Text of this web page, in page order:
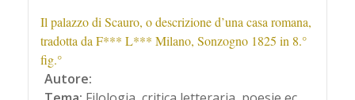
Il palazzo di Scauro, o descrizione d’una casa romana,
tradotta da F*** L*** Milano, Sonzogno 1825 in 8.°
fig.°
Autore: